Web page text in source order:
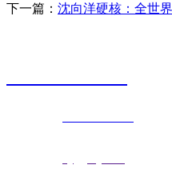
下一篇： 沈向洋硬核：全世